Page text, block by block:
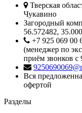
Тверская
Чукавино
Загородный
56.572482,
+7 925 069 00
(менеджер по
приём звонков с
Вся
офертой
Разделы